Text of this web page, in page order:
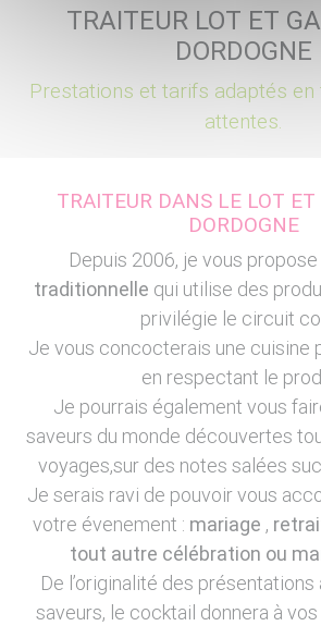
TRAITEUR LOT ET
DORDOGNE
Prestations et tarifs adaptés
attentes.
TRAITEUR DANS LE LOT
DORDOGNE
Depuis 2006, je vous propose
traditionnelle qui utilise des
privilégie le circuit
Je vous concocterais une cuisine
en respectant le
Je pourrais également vous
saveurs du monde découvertes
voyages,sur des notes salées
Je serais ravi de pouvoir vous
votre évenement : mariage ,
tout autre célébration ou
De l’originalité des
saveurs, le cocktail donnera à